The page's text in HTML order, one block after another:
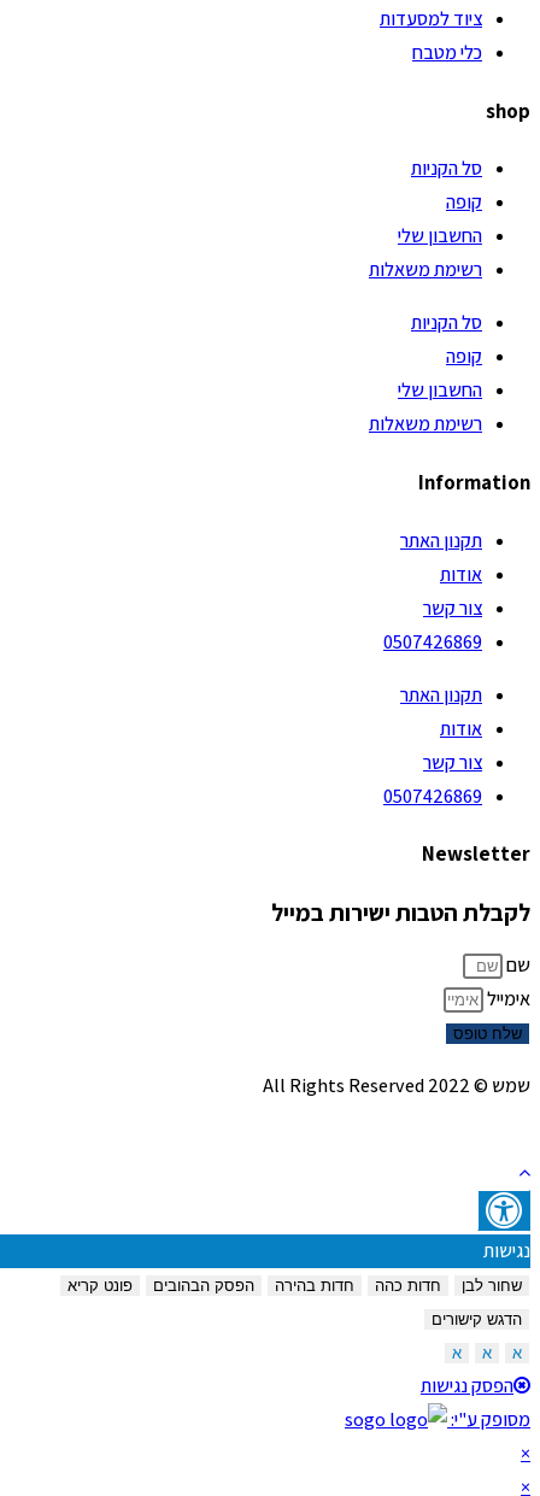
ציוד למסעדות
כלי מטבח
shop
סל הקניות
קופה
החשבון שלי
רשימת משאלות
סל הקניות
קופה
החשבון שלי
רשימת משאלות
Information
תקנון האתר
אודות
צור קשר
0507426869
תקנון האתר
אודות
צור קשר
0507426869
Newsletter
לקבלת הטבות ישירות במייל
שם
אימייל
שלח טופס
שמש © 2022 All Rights Reserved
נגישות
שחור לבן חדות כהה חדות בהירה הפסק הבהובים
פונט קריא
הדגש קישורים
הפסק נגישות
מסופק ע"י: